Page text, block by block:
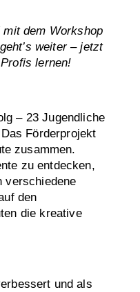
mit dem Workshop
weiter – jetzt
lernen!
– 23 Jugendliche
Förderprojekt
zusammen.
zu entdecken,
verschiedene
den
die kreative
und als